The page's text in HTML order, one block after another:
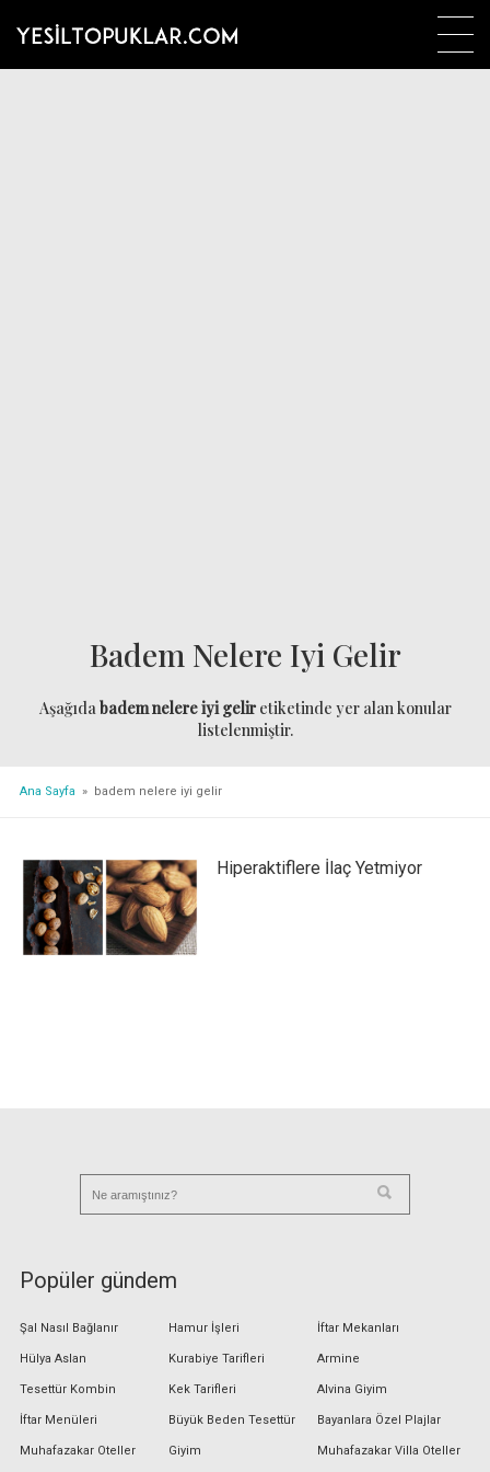
Badem Nelere Iyi Gelir
Aşağıdabadem nelere iyi geliretiketinde yer alan konular
listelenmiştir.
Ana Sayfa » badem nelere iyi gelir
Hiperaktiflere İlaç Yetmiyor
Popüler gündem
Şal Nasıl Bağlanır
Hülya Aslan
Tesettür Kombin
İftar Menüleri
Muhafazakar Oteller
Hamur İşleri
Kurabiye Tarifleri
Kek Tarifleri
Büyük Beden Tesettür
Giyim
İftar Mekanları
Armine
Alvina Giyim
Bayanlara Özel Plajlar
Muhafazakar Villa Oteller